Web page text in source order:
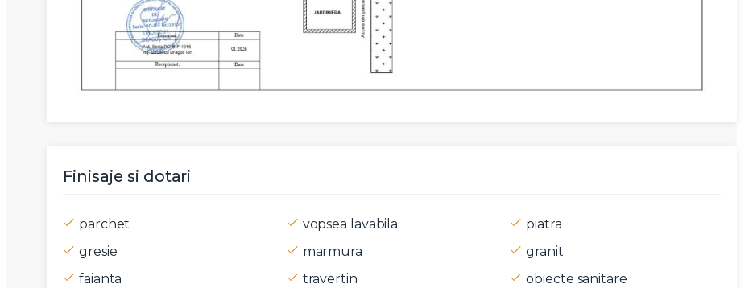
Finisaje si dotari
parchet
gresie
faianta
vopsea lavabila
marmura
travertin
piatra
granit
obiecte sanitare
Am citit si sunt de acord cu termenii si conditiileSudRezidential.ro